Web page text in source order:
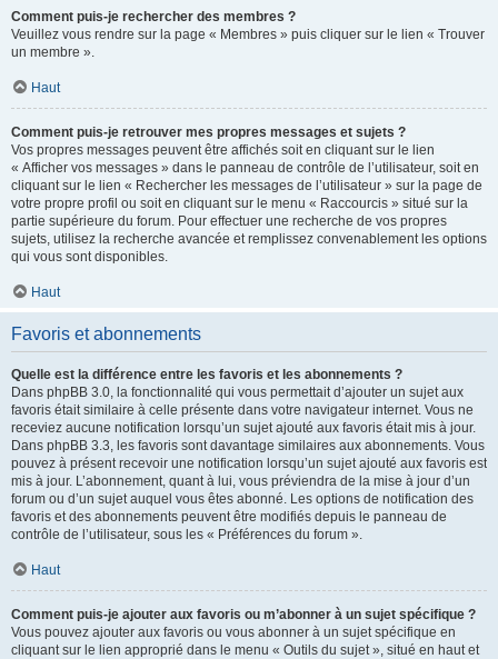
Comment puis-je rechercher des membres ?
Veuillez vous rendre sur la page « Membres » puis cliquer sur le lien « Trouver
un membre ».
Haut
Comment puis-je retrouver mes propres messages et sujets ?
Vos propres messages peuvent être affichés soit en cliquant sur le lien
« Afficher vos messages » dans le panneau de contrôle de l’utilisateur, soit en
cliquant sur le lien « Rechercher les messages de l’utilisateur » sur la page de
votre propre profil ou soit en cliquant sur le menu « Raccourcis » situé sur la
partie supérieure du forum. Pour effectuer une recherche de vos propres
sujets, utilisez la recherche avancée et remplissez convenablement les options
qui vous sont disponibles.
Haut
Favoris et abonnements
Quelle est la différence entre les favoris et les abonnements ?
Dans phpBB 3.0, la fonctionnalité qui vous permettait d’ajouter un sujet aux
favoris était similaire à celle présente dans votre navigateur internet. Vous ne
receviez aucune notification lorsqu’un sujet ajouté aux favoris était mis à jour.
Dans phpBB 3.3, les favoris sont davantage similaires aux abonnements. Vous
pouvez à présent recevoir une notification lorsqu’un sujet ajouté aux favoris est
mis à jour. L’abonnement, quant à lui, vous préviendra de la mise à jour d’un
forum ou d’un sujet auquel vous êtes abonné. Les options de notification des
favoris et des abonnements peuvent être modifiés depuis le panneau de
contrôle de l’utilisateur, sous les « Préférences du forum ».
Haut
Comment puis-je ajouter aux favoris ou m’abonner à un sujet spécifique ?
Vous pouvez ajouter aux favoris ou vous abonner à un sujet spécifique en
cliquant sur le lien approprié dans le menu « Outils du sujet », situé en haut et